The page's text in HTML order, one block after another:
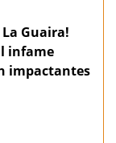
La Guaira!
infame
impactantes